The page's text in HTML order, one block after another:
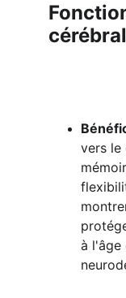
vers le
à l'âge